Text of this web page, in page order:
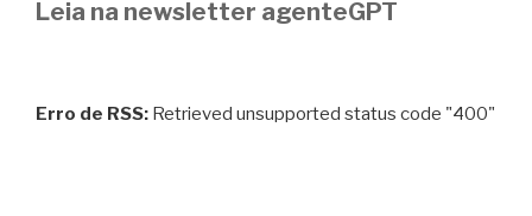
Leia na newsletter agenteGPT
Erro de RSS: Retrieved unsupported status code "400"